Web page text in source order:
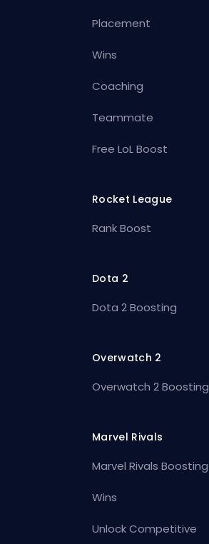
Placement
Wins
Coaching
Teammate
Free LoL Boost
Rocket League
Rank Boost
Dota 2
Dota 2 Boosting
Overwatch 2
Overwatch 2 Boosting
Marvel Rivals
Marvel Rivals Boosting
Wins
Unlock Competitive